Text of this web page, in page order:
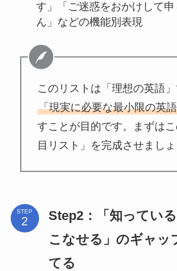
す」「ご迷惑をおかけして
ん」などの機能別表現
このリストは「理想の英語」
「現実に必要な最小限の英
すことが目的です。まずは
目リスト」を完成させましょ
STEP
Step2：「知ってい
こなせる」のギャッ
てる